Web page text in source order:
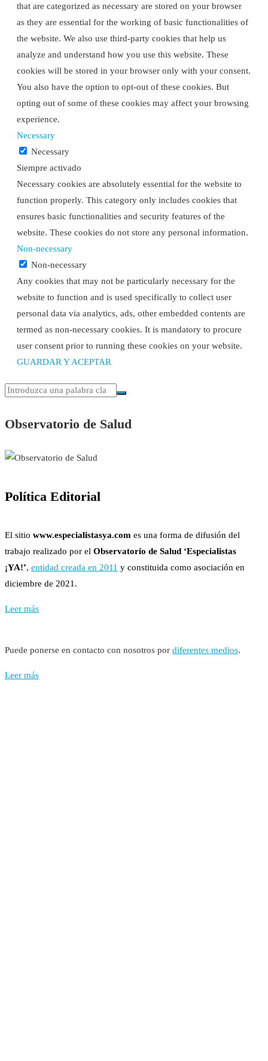
that are categorized as necessary are stored on your browser
as they are essential for the working of basic functionalities of
the website. We also use third-party cookies that help us
analyze and understand how you use this website. These
cookies will be stored in your browser only with your consent.
You also have the option to opt-out of these cookies. But
opting out of some of these cookies may affect your browsing
experience.
Necessary
Necessary
Siempre activado
Necessary cookies are absolutely essential for the website to
function properly. This category only includes cookies that
ensures basic functionalities and security features of the
website. These cookies do not store any personal information.
Non-necessary
Non-necessary
Any cookies that may not be particularly necessary for the
website to function and is used specifically to collect user
personal data via analytics, ads, other embedded contents are
termed as non-necessary cookies. It is mandatory to procure
user consent prior to running these cookies on your website.
GUARDAR Y ACEPTAR
Observatorio de Salud
Política Editorial
El sitio www.especialistasya.com es una forma de difusión del
trabajo realizado por el Observatorio de Salud ‘Especialistas
¡YA!’, entidad creada en 2011 y constituida como asociación en
diciembre de 2021.
Leer más
Puede ponerse en contacto con nosotros por diferentes medios.
Leer más